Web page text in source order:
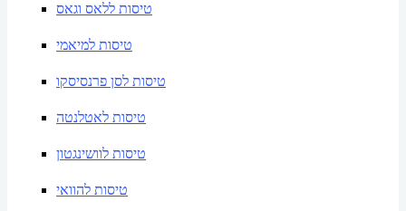
טיסות ללאס וגאס
טיסות למיאמי
טיסות לסן פרנסיסקו
טיסות לאטלנטה
טיסות לוושינגטון
טיסות להוואי